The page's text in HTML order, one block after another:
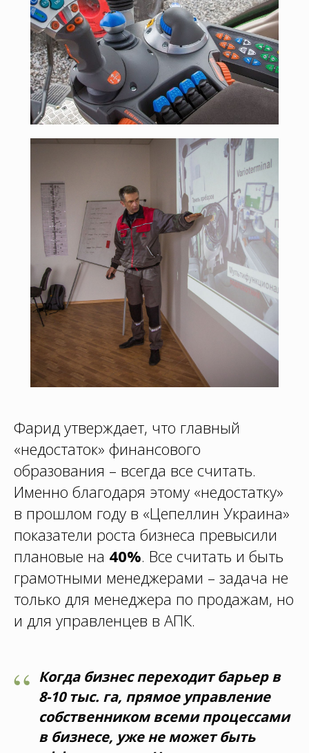
Фарид утверждает, что главный
«недостаток» финансового
образования – всегда все считать.
Именно благодаря этому «недостатку»
в прошлом году в «Цепеллин Украина»
показатели роста бизнеса превысили
плановые на 40%. Все считать и быть
грамотными менеджерами – задача не
только для менеджера по продажам, но
и для управленцев в АПК.
“ Когда бизнес переходит барьер в
8-10 тыс. га, прямое управление
собственником всеми процессами
в бизнесе, уже не может быть